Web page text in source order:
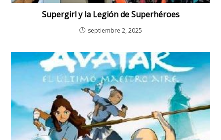
Supergirl y la Legión de Superhéroes
septiembre 2, 2025